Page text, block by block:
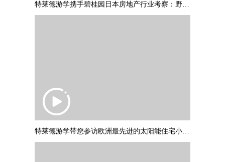
特莱德游学携手碧桂园日本房地产行业考察：野村不动产调研参访
特莱德游学带您参访欧洲最先进的太阳能住宅小区：德国弗莱堡“太阳船